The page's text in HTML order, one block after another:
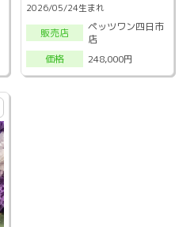
2026/05/24生まれ
販売店
ペッツワン四日市
店
価格
248,000円